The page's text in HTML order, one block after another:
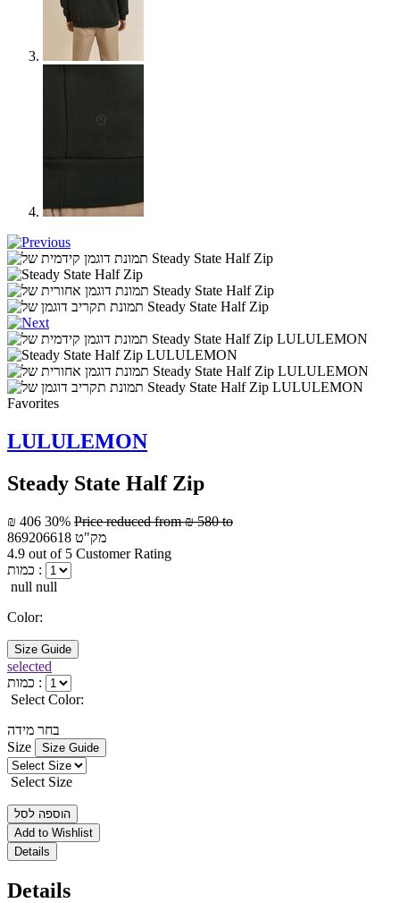
Favorites
LULULEMON
Steady State Half Zip
₪ 406 30% Price reduced from₪ 580 to
מק"ט 869206618
4.9 out of 5 Customer Rating
כמות :
null null
Color:
Size Guide
selected
כמות :
Select Color:
בחר מידה
Size
Size Guide
Select Size
הוספה לסל
Add to Wishlist
Details
Details